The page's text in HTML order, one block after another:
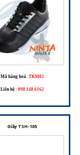
Mã hàng hoá: TKM02
Liên hệ : 098.148.6162
Giầy TSH-105